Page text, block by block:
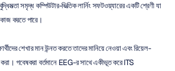
সমৃদ্ধ কম্পিউটার-ভিত্তিক লার্নিং সফটওয়্যারের একটি শ্রেণী যা
কাজ করতে পারে।
শেখার মান উন্নত করতে তাদের মানিয়ে নেওয়া এবং রিয়েল-
করা। গবেষকরা বর্তমানে EEG-র সাথে একীভূত করে ITS